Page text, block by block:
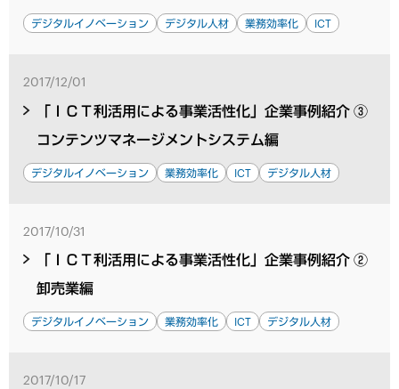
デジタルイノベーション デジタル人材 業務効率化 ICT
2017/12/01
「ＩＣＴ利活用による事業活性化」企業事例紹介 ③
コンテンツマネージメントシステム編
デジタルイノベーション 業務効率化 ICT デジタル人材
2017/10/31
「ＩＣＴ利活用による事業活性化」企業事例紹介 ②
卸売業編
デジタルイノベーション 業務効率化 ICT デジタル人材
2017/10/17